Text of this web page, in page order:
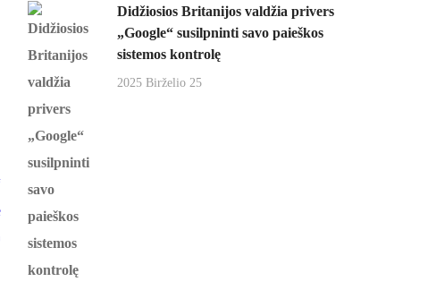
Didžiosios Britanijos valdžia privers
„Google“ susilpninti savo paieškos
sistemos kontrolę
2025 Birželio 25